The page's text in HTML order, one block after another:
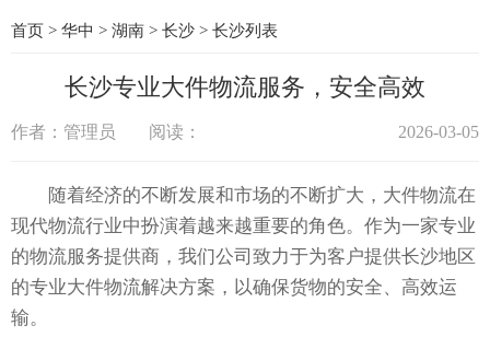
首页 > 华中 > 湖南 > 长沙 > 长沙列表
长沙专业大件物流服务，安全高效
作者：管理员 阅读： 2026-03-05
随着经济的不断发展和市场的不断扩大，大件物流在
现代物流行业中扮演着越来越重要的角色。作为一家专业
的物流服务提供商，我们公司致力于为客户提供长沙地区
的专业大件物流解决方案，以确保货物的安全、高效运
输。